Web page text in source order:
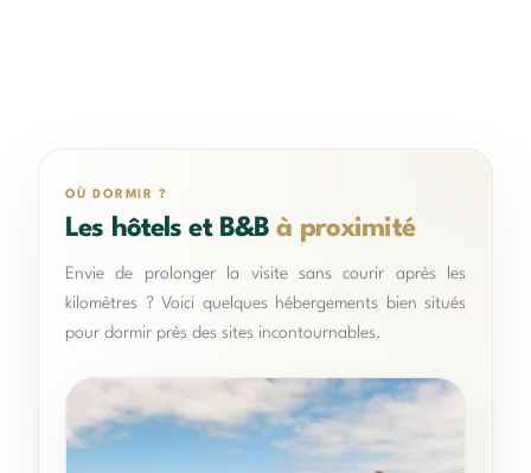
OÙ DORMIR ?
Les hôtels et B&Bà proximité
Envie de prolonger la visite sans courir après les
kilomètres ? Voici quelques hébergements bien situés
pour dormir près des sites incontournables.